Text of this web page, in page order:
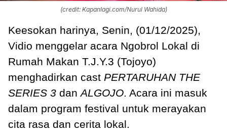
(credit: Kapanlagi.com/Nurul Wahida)
Keesokan harinya, Senin, (01/12/2025),
Vidio menggelar acara Ngobrol Lokal di
Rumah Makan T.J.Y.3 (Tojoyo)
menghadirkan cast PERTARUHAN THE
SERIES 3 dan ALGOJO. Acara ini masuk
dalam program festival untuk merayakan
cita rasa dan cerita lokal.